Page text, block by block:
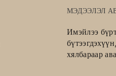
МЭДЭЭЛЭЛ
Имэйлээ
хялбараар